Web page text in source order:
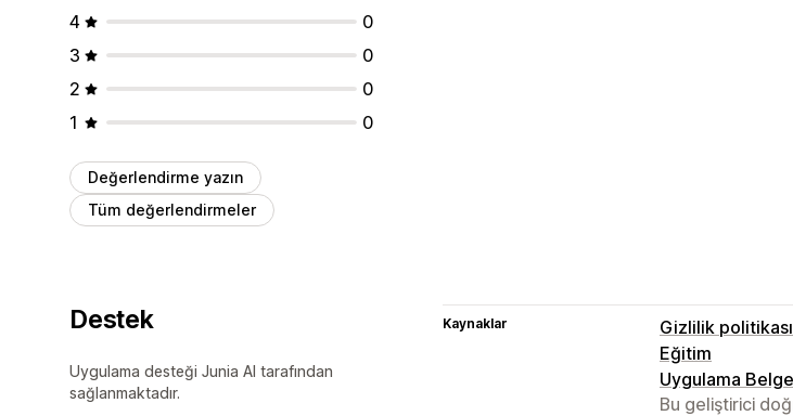
4
0
3
0
2
0
1
0
Değerlendirme yazın
Tüm değerlendirmeler
Destek
Uygulama desteği Junia AI tarafından
sağlanmaktadır.
Kaynaklar
Gizlilik politikası
Eğitim
Uygulama
Bu geliştirici